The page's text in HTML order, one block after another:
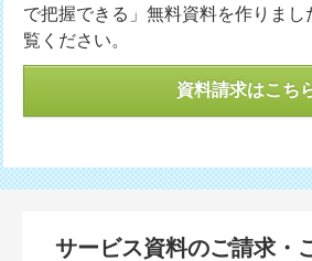
で把握できる」無料資料を作りま
覧ください。
資料請求はこち
サービス資料のご請求・